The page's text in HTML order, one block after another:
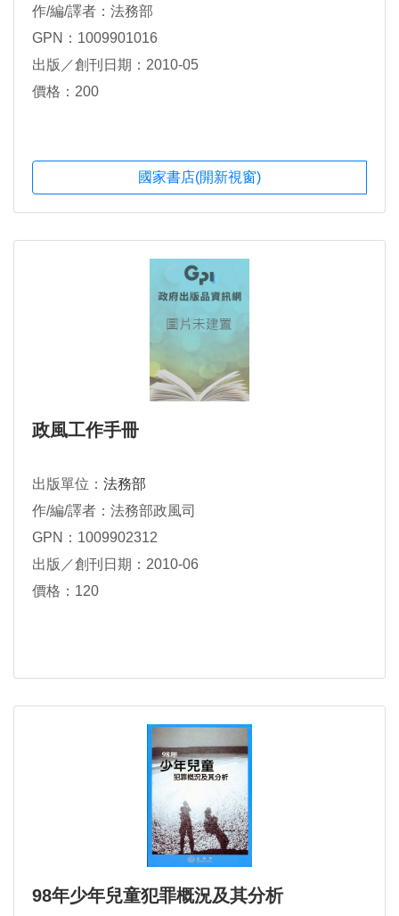
作/編/譯者：法務部
GPN：1009901016
出版／創刊日期：2010-05
價格：200
國家書店(開新視窗)
政風工作手冊
出版單位： 法務部
作/編/譯者：法務部政風司
GPN：1009902312
出版／創刊日期：2010-06
價格：120
98年少年兒童犯罪概況及其分析